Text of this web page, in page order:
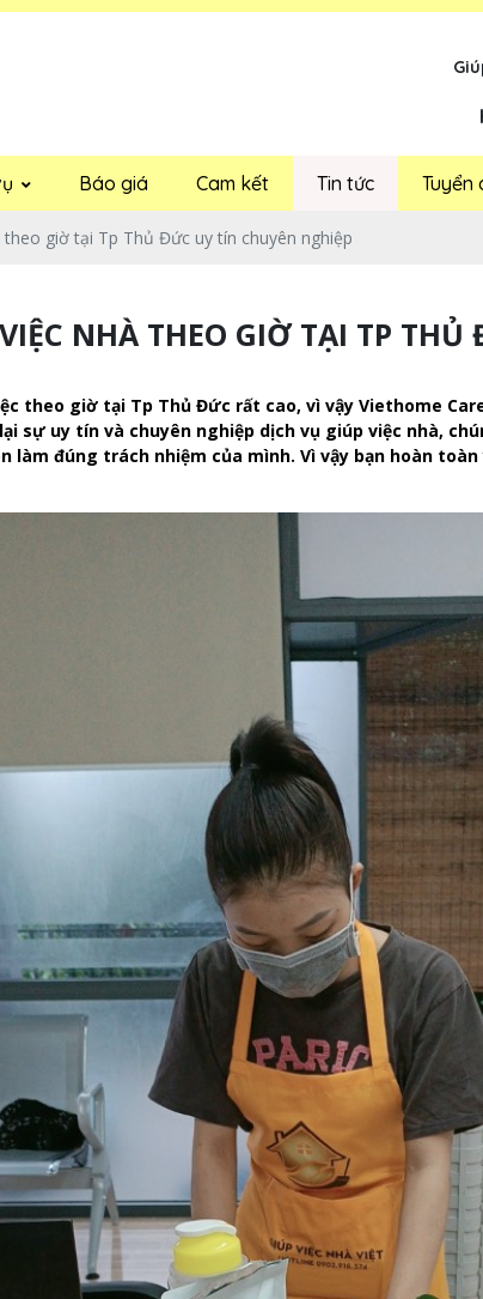
Báo giá Cam kết Tin tức Tuyển
theo giờ tại Tp Thủ Đức uy tín chuyên nghiệp
NHÀ THEO GIỜ TẠI TP
theo giờ tại Tp Thủ Đức rất cao, vì vậy Viethome
sự uy tín và chuyên nghiệp dịch vụ giúp việc nhà,
làm đúng trách nhiệm của mình. Vì vậy bạn hoàn